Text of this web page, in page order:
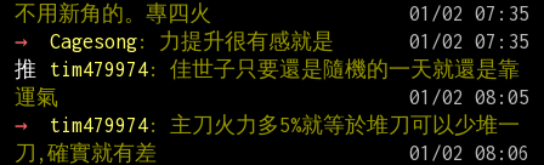
不用新角的。專四火
→
Cagesong: 力提升很有感就是
推
tim479974: 佳世子只要還是隨機的一天就還是靠
運氣
→
tim479974: 主刀火力多5%就等於堆刀可以少堆一
刀,確實就有差